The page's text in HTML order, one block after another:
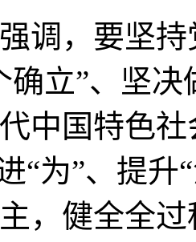
，要坚持
确立”、坚
中国特色
“为”、提升
，健全全